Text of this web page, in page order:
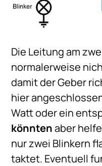
Die Leitung am
normalerweise
damit der Geber
hier
Watt oder ein
könntenaber
nur zwei Blinkern
taktet. Eventuell